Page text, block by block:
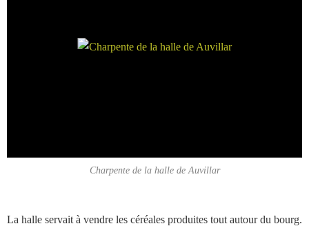
Charpente de la halle de Auvillar
La halle servait à vendre les céréales produites tout autour du bourg.